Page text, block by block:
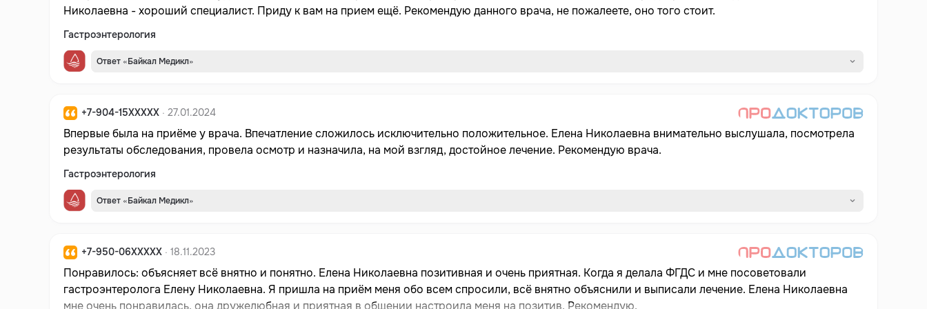
Николаевна - хороший специалист. Приду к вам на прием ещё. Рекомендую данного врача, не пожалеете, оно того стоит.
Гастроэнтерология
Ответ «Байкал Медикл»
+7-904-15XXXXX · 27.01.2024
Впервые была на приёме у врача. Впечатление сложилось исключительно положительное. Елена Николаевна внимательно выслушала, посмотрела
результаты обследования, провела осмотр и назначила, на мой взгляд, достойное лечение. Рекомендую врача.
Гастроэнтерология
Ответ «Байкал Медикл»
+7-950-06XXXXX · 18.11.2023
Понравилось: объясняет всё внятно и понятно. Елена Николаевна позитивная и очень приятная. Когда я делала ФГДС и мне посоветовали
гастроэнтеролога Елену Николаевна. Я пришла на приём меня обо всем спросили, всё внятно объяснили и выписали лечение. Елена Николаевна
мне очень понравилась, она дружелюбная и приятная в общении настроила меня на позитив. Рекомендую.